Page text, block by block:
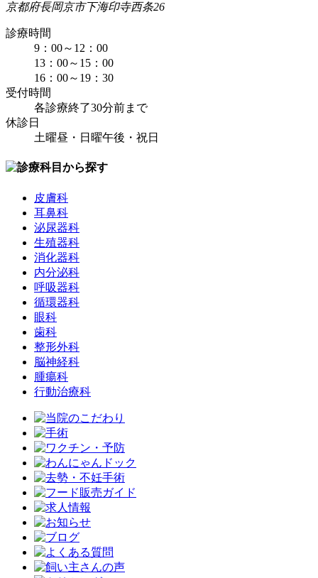
京都府長岡京市下海印寺西条26
診療時間
9：00～12：00
13：00～15：00
16：00～19：30
受付時間
各診療終了30分前まで
休診日
土曜昼・日曜午後・祝日
皮膚科
耳鼻科
泌尿器科
生殖器科
消化器科
内分泌科
呼吸器科
循環器科
眼科
歯科
整形外科
脳神経科
腫瘍科
行動治療科